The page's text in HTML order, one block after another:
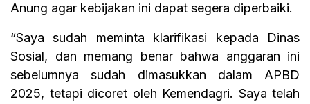
Anung agar kebijakan ini dapat segera diperbaiki.
“Saya sudah meminta klarifikasi kepada Dinas
Sosial, dan memang benar bahwa anggaran ini
sebelumnya sudah dimasukkan dalam APBD
2025, tetapi dicoret oleh Kemendagri. Saya telah